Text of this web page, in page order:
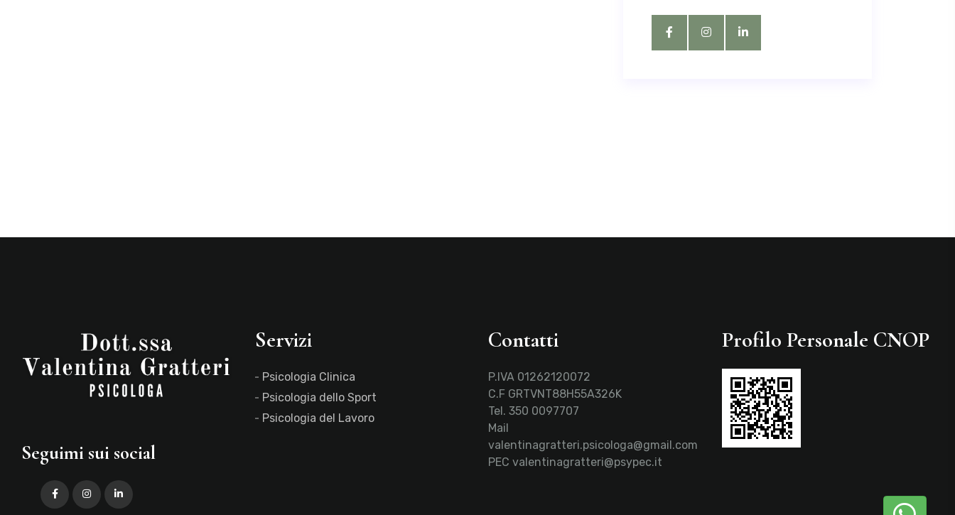
Seguimi sui social
Servizi
Psicologia Clinica
Psicologia dello Sport
Psicologia del Lavoro
Contatti
P.IVA 01262120072
C.F GRTVNT88H55A326K
Tel. 350 0097707
Mail
valentinagratteri.psicologa@gmail.com
PEC valentinagratteri@psypec.it
Profilo Personale CNOP